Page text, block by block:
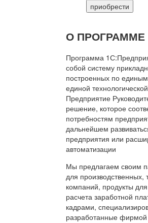
приобрести
О ПРОГРАММЕ
Программа
собой систему
построенных по
единой
Предприятие
решение, которое
потребностям
дальнейшем
предприятия или
автоматизации
Мы предлагаем своим
для производственных,
компаний, продукты для
расчета заработной
кадрами,
разработанные